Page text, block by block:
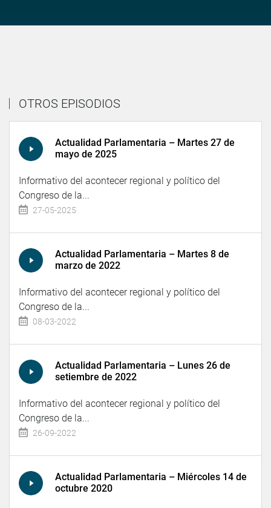
OTROS EPISODIOS
Actualidad Parlamentaria – Martes 27 de
mayo de 2025
Informativo del acontecer regional y político del
Congreso de la...
27-05-2025
Actualidad Parlamentaria – Martes 8 de
marzo de 2022
Informativo del acontecer regional y político del
Congreso de la...
08-03-2022
Actualidad Parlamentaria – Lunes 26 de
setiembre de 2022
Informativo del acontecer regional y político del
Congreso de la...
26-09-2022
Actualidad Parlamentaria – Miércoles 14 de
octubre 2020